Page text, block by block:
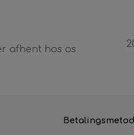
afhent hos os